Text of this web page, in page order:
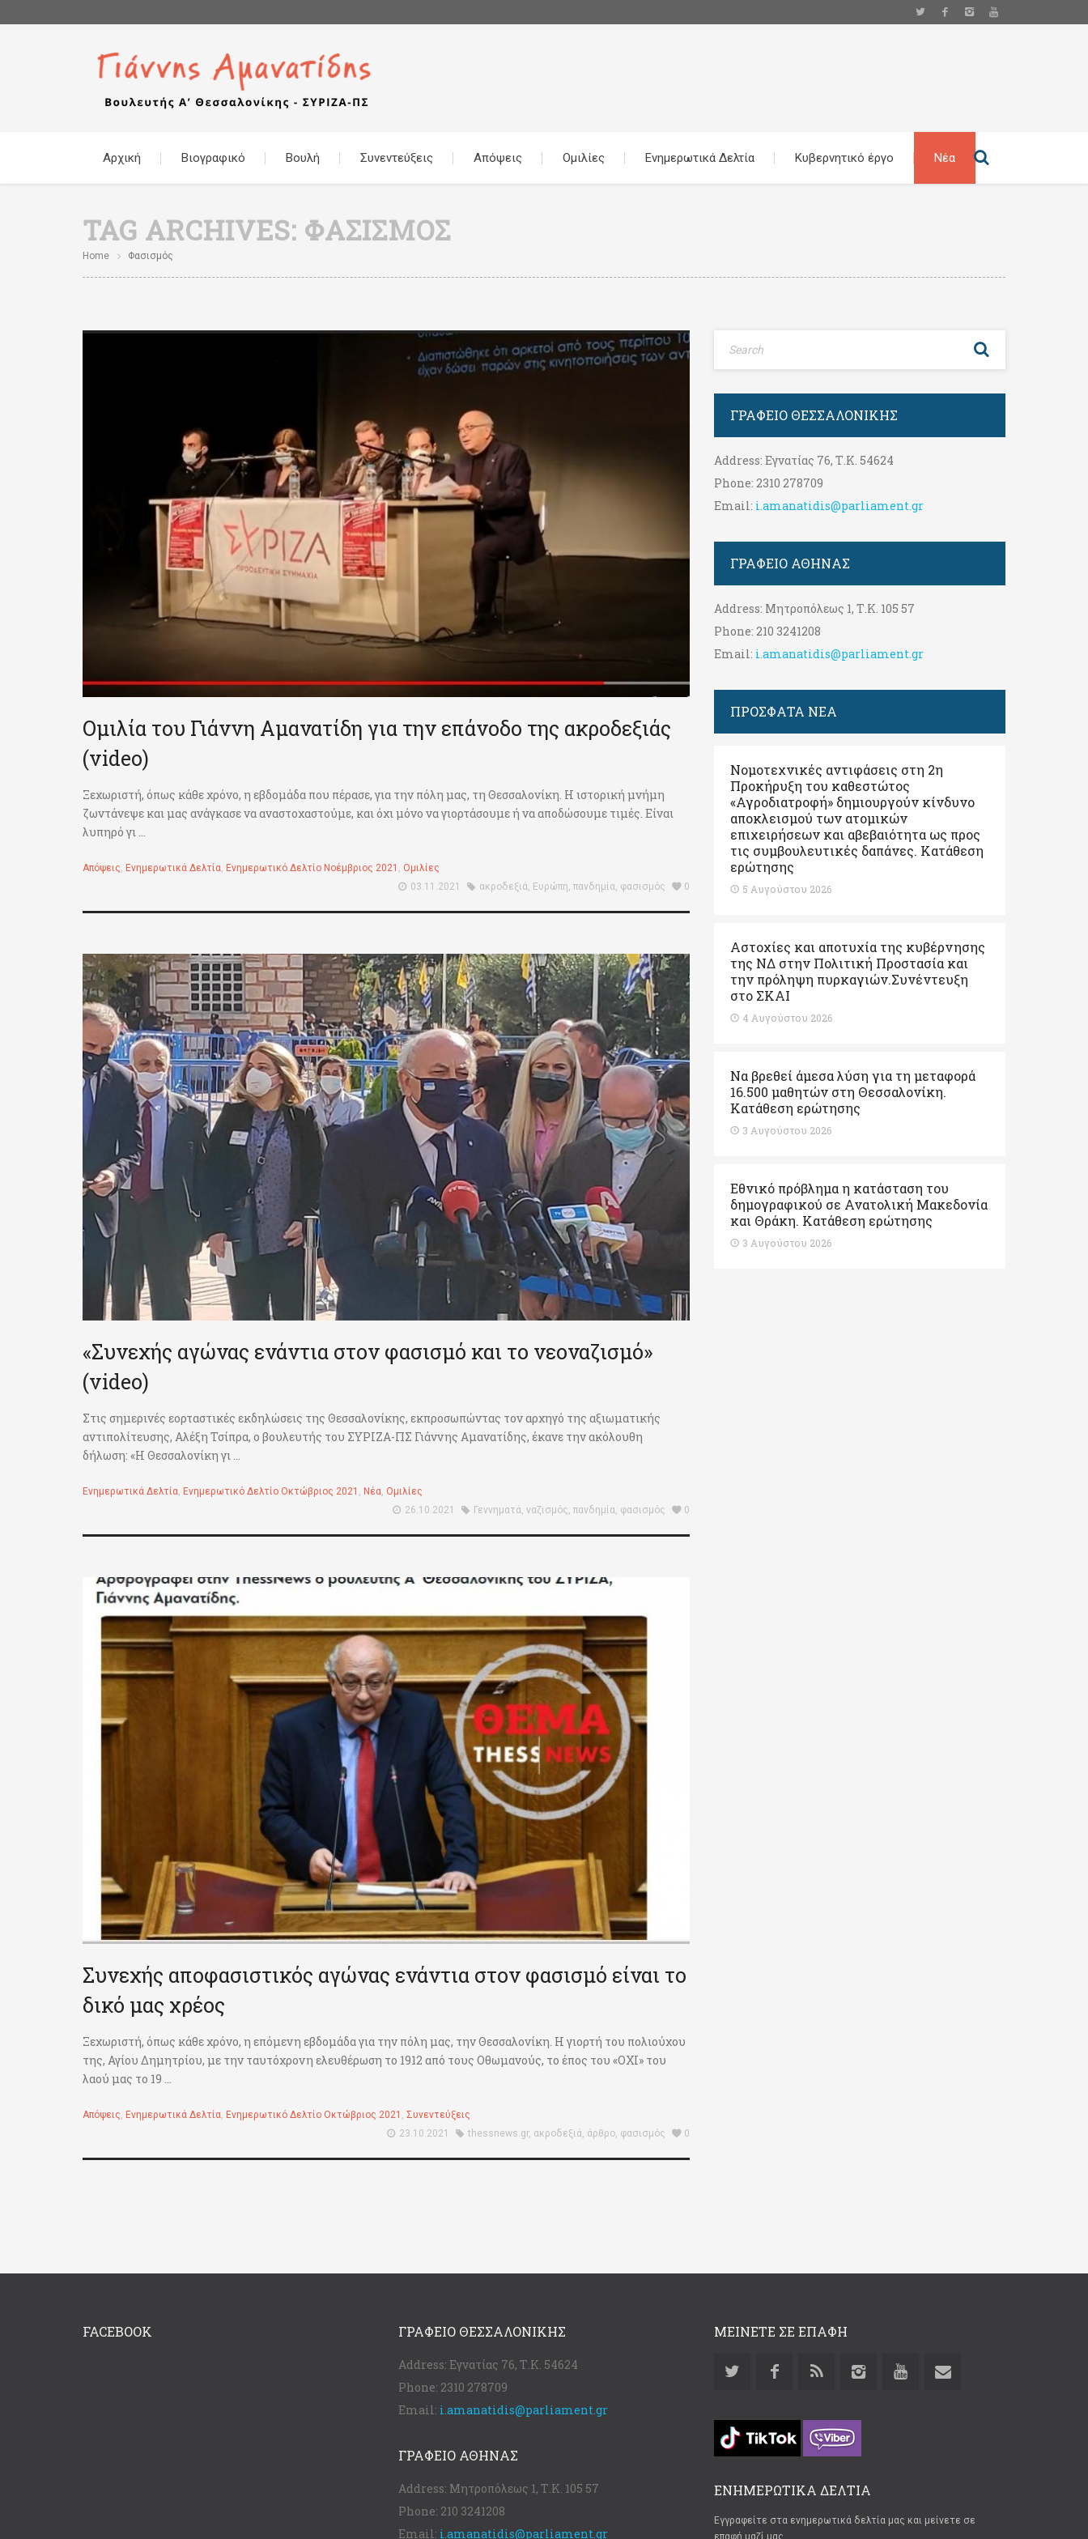
Αρχική Βιογραφικό Βουλή Συνεντεύξεις Απόψεις Ομιλίες Ενημερωτικά Δελτία Κυβερνητικό έργο Νέα
TAG ARCHIVES: ΦΑΣΙΣΜΌΣ
Home Φασισμός
Ομιλία του Γιάννη Αμανατίδη για την επάνοδο της ακροδεξιάς
(video)
Ξεχωριστή, όπως κάθε χρόνο, η εβδομάδα που πέρασε, για την πόλη μας, τη Θεσσαλονίκη. Η ιστορική μνήμη
ζωντάνεψε και μας ανάγκασε να αναστοχαστούμε, και όχι μόνο να γιορτάσουμε ή να αποδώσουμε τιμές. Είναι
λυπηρό γι ...
Απόψεις, Ενημερωτικά Δελτία, Ενημερωτικό Δελτίο Νοέμβριος 2021 , Ομιλίες
03.11.2021
ακροδεξιά, Ευρώπη, πανδημία, φασισμός 0
«Συνεχής αγώνας ενάντια στον φασισμό και το νεοναζισμό»
(video)
Στις σημερινές εορταστικές εκδηλώσεις της Θεσσαλονίκης, εκπροσωπώντας τον αρχηγό της αξιωματικής
αντιπολίτευσης, Αλέξη Τσίπρα, ο βουλευτής του ΣΥΡΙΖΑ-ΠΣ Γιάννης Αμανατίδης, έκανε την ακόλουθη
δήλωση: «Η Θεσσαλονίκη γι ...
Ενημερωτικά Δελτία, Ενημερωτικό Δελτίο Οκτώβριος 2021 , Νέα, Ομιλίες
26.10.2021
Γεννηματά, ναζισμός, πανδημία, φασισμός 0
Συνεχής αποφασιστικός αγώνας ενάντια στον φασισμό είναι το
δικό μας χρέος
Ξεχωριστή, όπως κάθε χρόνο, η επόμενη εβδομάδα για την πόλη μας, την Θεσσαλονίκη. Η γιορτή του πολιούχου
της, Αγίου Δημητρίου, με την ταυτόχρονη ελευθέρωση το 1912 από τους Οθωμανούς, το έπος του «ΟΧΙ» του
λαού μας το 19 ...
Απόψεις, Ενημερωτικά Δελτία, Ενημερωτικό Δελτίο Οκτώβριος 2021 , Συνεντεύξεις
23.10.2021
thessnews.gr, ακροδεξιά, άρθρο, φασισμός 0
ΓΡΑΦΕΊΟ ΘΕΣΣΑΛΟΝΊΚΗΣ
Address: Εγνατίας 76, Τ.Κ. 54624
Phone: 2310 278709
Email: i.amanatidis@parliament.gr
ΓΡΑΦΕΊΟ ΑΘΉΝΑΣ
Address: Μητροπόλεως 1, Τ.Κ. 105 57
Phone: 210 3241208
Email: i.amanatidis@parliament.gr
ΠΡΟΣΦΑΤΑ ΝΕΑ
Νομοτεχνικές αντιφάσεις στη 2η
Προκήρυξη του καθεστώτος
«Αγροδιατροφή» δημιουργούν κίνδυνο
αποκλεισμού των ατομικών
επιχειρήσεων και αβεβαιότητα ως προς
τις συμβουλευτικές δαπάνες. Κατάθεση
ερώτησης
5 Αυγούστου 2026
Αστοχίες και αποτυχία της κυβέρνησης
της ΝΔ στην Πολιτική Προστασία και
την πρόληψη πυρκαγιών.Συνέντευξη
στο ΣΚΑΙ
4 Αυγούστου 2026
Να βρεθεί άμεσα λύση για τη μεταφορά
16.500 μαθητών στη Θεσσαλονίκη.
Κατάθεση ερώτησης
3 Αυγούστου 2026
Εθνικό πρόβλημα η κατάσταση του
δημογραφικού σε Ανατολική Μακεδονία
και Θράκη. Κατάθεση ερώτησης
3 Αυγούστου 2026
FACEBOOK ΓΡΑΦΕΊΟ ΘΕΣΣΑΛΟΝΊΚΗΣ
Address: Εγνατίας 76, Τ.Κ. 54624
Phone: 2310 278709
Email: i.amanatidis@parliament.gr
ΓΡΑΦΕΊΟ ΑΘΉΝΑΣ
Address: Μητροπόλεως 1, Τ.Κ. 105 57
Phone: 210 3241208
Email: i.amanatidis@parliament.gr
ΜΕΙΝΕΤΕ ΣΕ ΕΠΑΦΗ
ΕΝΗΜΕΡΩΤΙΚΑ ΔΕΛΤΙΑ
Εγγραφείτε στα ενημερωτικά δελτία μας και μείνετε σε
επαφή μαζί μας